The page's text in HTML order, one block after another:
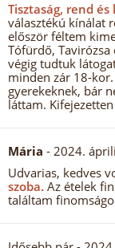
Tisztaság, rend
választékú kínálat
először féltem
Tófürdő,
végig tudtuk
minden zár 18-
gyerekeknek, bár
láttam.
Mária - 2024.
Udvarias, kedves
szoba. Az ételek
találtam